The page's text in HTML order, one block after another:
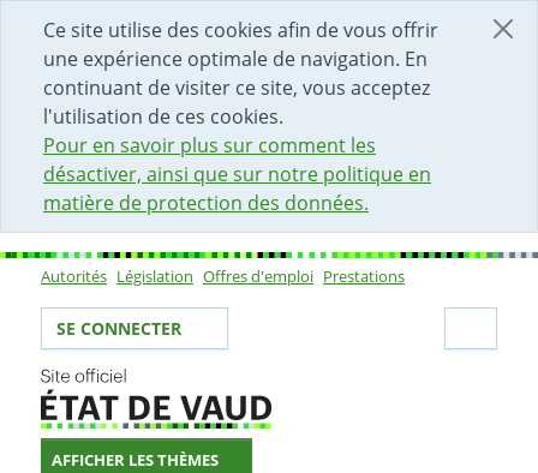
Ce site utilise des cookies afin de vous offrir
une expérience optimale de navigation. En
continuant de visiter ce site, vous acceptez
l'utilisation de ces cookies.
Pour en savoir plus sur comment les
désactiver, ainsi que sur notre politique en
matière de protection des données.
DÉBUT DU CONTENU DE LA PAGE
ACCÈS AU CHAMP DE RECHERCHE
PAGE D'ACCUEIL
FORMULAIRE DE CONTACT
Sous-navigation
Autorités Législation Offres d'emploi Prestations
Votre identité
SE CONNECTER
AFFICHER LES THÈMES